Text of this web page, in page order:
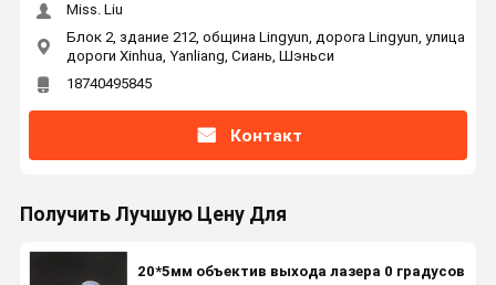
Miss. Liu
Блок 2, здание 212, община Lingyun, дорога Lingyun, улица
дороги Xinhua, Yanliang, Сиань, Шэньси
18740495845
Контакт
Получить Лучшую Цену Для
20*5мм объектив выхода лазера 0 градусов